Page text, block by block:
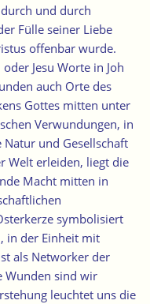
und durch
Fülle seiner Liebe
offenbar wurde.
Jesu Worte in Joh
auch Orte des
Gottes mitten unter
Verwundungen, in
Natur und Gesellschaft
Welt erleiden, liegt die
Macht mitten in
symbolisiert
in der Einheit mit
als Networker der
Wunden sind wir
leuchtet uns die